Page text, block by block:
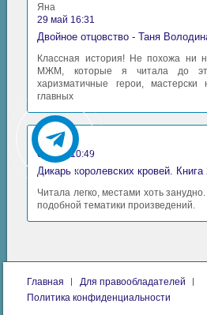
Яна
29 май 16:31
Двойное отцовство - Таня
Классная история! Не похожа ни
МЖМ, которые я читала до
харизматичные герои, мастерски
главных
Аида
06 май 10:49
Читала легко, местами хоть
подобной тематики произведений.
Главная
Для правообладателей
Политика конфиденциальности